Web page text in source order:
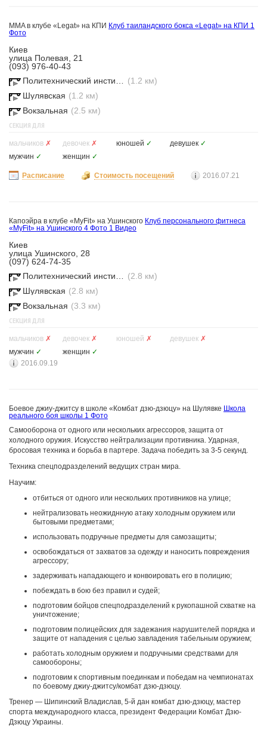
MMA в клубе «Legat» на КПИ Клуб таиландского бокса «Legat» на КПИ 1
Фото
Киев
улица Полевая, 21
(093) 976-40-43
(1.2 км)
Шулявская (1.2 км)
Вокзальная (2.5 км)
СЕКЦИЯ ДЛЯ
мальчиков ✗ девочек ✗ юношей ✓ девушек ✓
мужчин ✓ женщин ✓
Расписание Стоимость посещений 2016.07.21
Капоэйра в клубе «MyFit» на Ушинского Клуб персонального фитнеса
«MyFit» на Ушинского 4 Фото 1 Видео
Киев
улица Ушинского, 28
(097) 624-74-35
(2.8 км)
Шулявская (2.8 км)
Вокзальная (3.3 км)
СЕКЦИЯ ДЛЯ
мальчиков ✗ девочек ✗ юношей ✗ девушек ✗
мужчин ✓ женщин ✓
2016.09.19
Боевое джиу-джитсу в школе «Комбат дзю-дзюцу» на Шулявке Школа
реального боя школы 1 Фото
Самооборона от одного или нескольких агрессоров, защита от
холодного оружия. Искусство нейтрализации противника. Ударная,
бросовая техника и борьба в партере. Задача победить за 3-5 секунд.
Техника спецподразделений ведущих стран мира.
Научим:
отбиться от одного или нескольких противников на улице;
нейтрализовать неожиднную атаку холодным оружием или
бытовыми предметами;
использовать подручные предметы для самозащиты;
освобождаться от захватов за одежду и наносить повреждения
агрессору;
задерживать нападающего и конвоировать его в полицию;
побеждать в бою без правил и судей;
подготовим бойцов спецподразделений к рукопашной схватке на
уничтожение;
подготовим полицейских для задежания нарушителей порядка и
защите от нападения с целью завладения табельным оружием;
работать холодным оружием и подручными средствами для
самообороны;
подготовим к спортивным поединкам и победам на чемпионатах
по боевому джиу-джитсу/комбат дзю-дзюцу.
Тренер — Шипинский Владислав, 5-й дан комбат дзю-дзюцу, мастер
спорта международного класса, президент Федерации Комбат Дзю-
Дзюцу Украины.